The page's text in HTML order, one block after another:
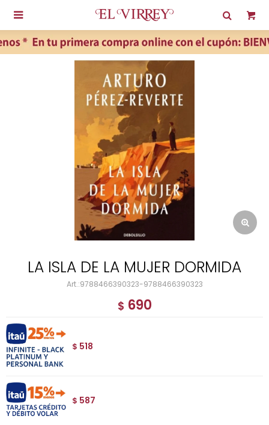

LA ISLA DE LA MUJER DORMIDA
9788466390323-9788466390323
$ 690
$ 518
$ 587